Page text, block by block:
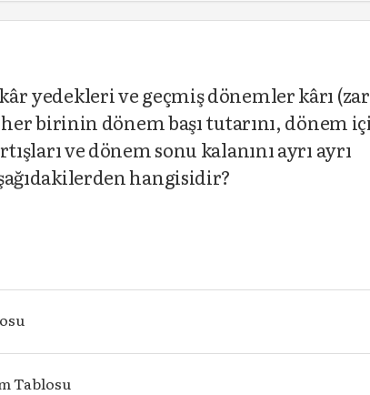
yedekleri ve geçmiş dönemler kârı
birinin dönem başı tutarını, dönem
ve dönem sonu kalanını ayrı ayrı
hangisidir?
Tablosu